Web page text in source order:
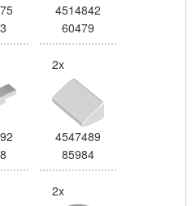
4514842
60479
2x
4547489
85984
2x